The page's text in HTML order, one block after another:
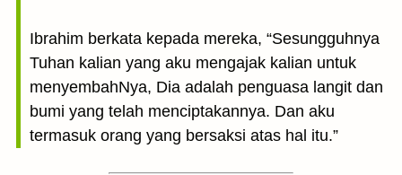
Ibrahim berkata kepada mereka, “Sesungguhnya
Tuhan kalian yang aku mengajak kalian untuk
menyembahNya, Dia adalah penguasa langit dan
bumi yang telah menciptakannya. Dan aku
termasuk orang yang bersaksi atas hal itu.”